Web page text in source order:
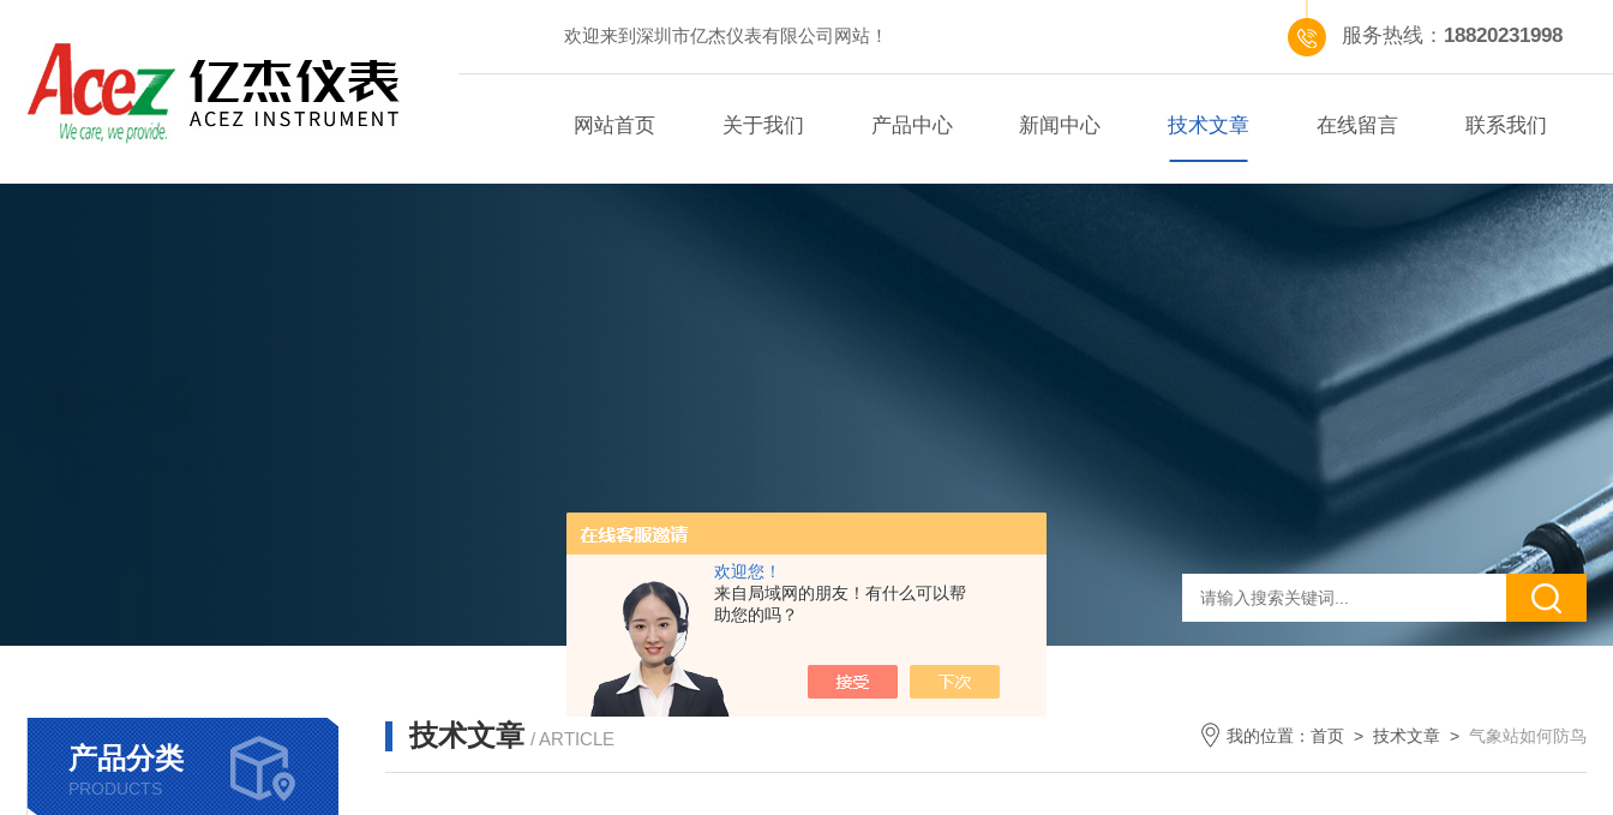
欢迎您！
来自局域网的朋友！有什么可以帮
助您的吗？
欢迎来到深圳市亿杰仪表有限公司网站！ 服务热线： 18820231998
网站首页 关于我们 产品中心 新闻中心 技术文章 在线留言 联系我们
技术文章 / ARTICLE 我的位置： 首页 > 技术文章 > 气象站如何防鸟
产品分类
PRODUCTS